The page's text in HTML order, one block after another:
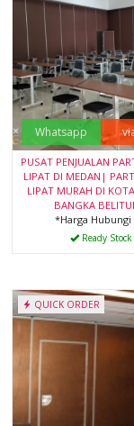
Whatsapp
PUSAT PENJUALAN
LIPAT DI MEDAN|
LIPAT MURAH DI
BANGKA
*Harga Hubungi
Ready Stock
QUICK ORDER